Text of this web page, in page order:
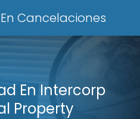
Cancelaciones
En Intercorp
Property